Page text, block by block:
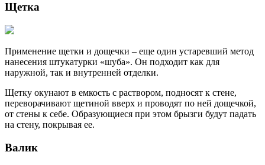
Щетка
Применение щетки и дощечки – еще один устаревший метод
нанесения штукатурки «шуба». Он подходит как для
наружной, так и внутренней отделки.
Щетку окунают в емкость с раствором, подносят к стене,
переворачивают щетиной вверх и проводят по ней дощечкой,
от стены к себе. Образующиеся при этом брызги будут падать
на стену, покрывая ее.
Валик